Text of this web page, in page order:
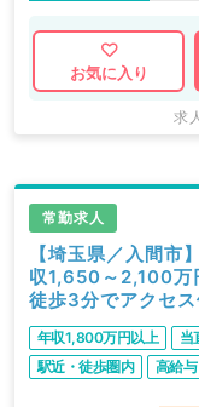
お気に入り
求
常勤求人
【埼玉県／入間
収1,650～2,100万
徒歩3分でアクセ
年収1,800万円以上 当
駅近・徒歩圏内
高給与